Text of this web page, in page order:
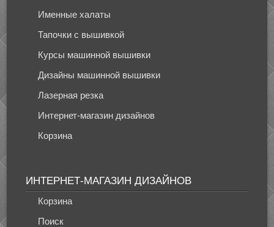
Именные халаты
Тапочки с вышивкой
Курсы машинной вышивки
Дизайны машинной вышивки
Лазерная резка
Интернет-магазин дизайнов
Корзина
ИНТЕРНЕТ-МАГАЗИН ДИЗАЙНОВ
Корзина
Поиск